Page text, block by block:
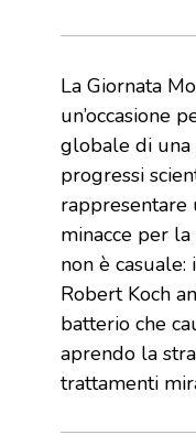
La Giornata
un’occasione
globale di una
progressi
minacce per
non è
Robert Koch
batterio che
aprendo la
trattamenti